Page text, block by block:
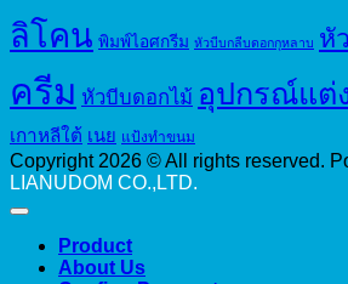
ลิโคน พิมพ์ไอศกรีม หัวบีบกลีบดอกกุหลาบ หั
ครีม หัวบีบดอกไม้ อุปกรณ์แต่
เกาหลีใต้ เนย แป้งทำขนม
Copyright 2026 © All rights reserved.
LIANUDOM CO.,LTD.
Product
About Us